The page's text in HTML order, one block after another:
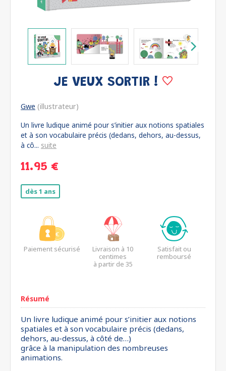
JE VEUX SORTIR !
Gwe (illustrateur)
Un livre ludique animé pour s’initier aux notions spatiales
et à son vocabulaire précis (dedans, dehors, au-dessus,
à cô... suite
11.95 €
dès 1 ans
Paiement sécurisé
Livraison à 10
centimes
à partir de 35
Satisfait ou
remboursé
Résumé
Un livre ludique animé pour s’initier aux notions
spatiales et à son vocabulaire précis (dedans,
dehors, au-dessus, à côté de…)
grâce à la manipulation des nombreuses
animations.